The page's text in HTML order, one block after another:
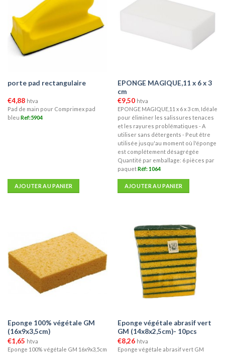
porte pad rectangulaire
€4,88 htva
Pad de main pour Comprimex pad
bleu Ref:5904
AJOUTER AU PANIER
EPONGE MAGIQUE,11 x 6 x 3
cm
€9,50 htva
EPONGE MAGIQUE,11 x 6 x 3 cm, Idéale
pour éliminer les salissures tenaces
et les rayures problématiques - A
utiliser sans détergents - Peut être
utilisée jusqu'au moment où l'éponge
est complétement désagrégée
Quantité par emballage: 6 pièces par
paquetRéf: 1064
AJOUTER AU PANIER
Eponge 100% végétale GM
(16x9x3,5cm)
€1,65 htva
Eponge 100% végétale GM 16x9x3,5cm
Eponge végétale abrasif vert
GM (14x8x2,5cm)- 10pcs
€8,26 htva
Eponge végétale abrasif vert GM